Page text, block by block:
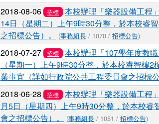
2018-08-06 招標
本校辦理「樂器設備工程
14日（星期二）上午9時30分整，於本校睿
之招標公告）。
(事務組長/ 1070 / 招標公告)
2018-07-27 招標
本校辦理「107學年度教
（星期一）上午9時30分整，於本校睿智樓
業事宜（詳如行政院公共工程委員會之招標公
2018-06-28 招標
本校辦理「樂器設備工程
月5日（星期四）上午9時30分整，於本校
會之招標公告）。
(事務組長/ 1051 / 招標公告)